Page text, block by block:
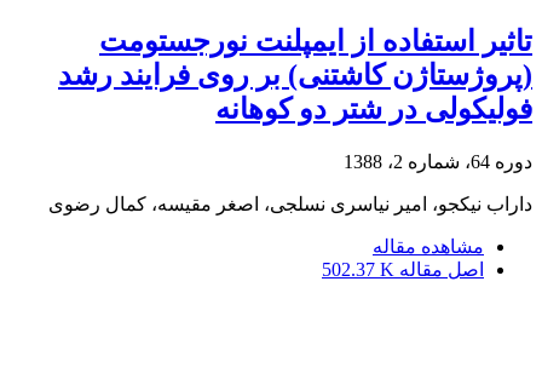
تاثیر استفاده از ایمپلنت نورجستومت
(پروژستاژن کاشتنی) بر روی فرایند رشد
فولیکولی در شتر دو کوهانه
دوره 64، شماره 2، 1388
داراب نیکجو، امیر نیاسری نسلجی، اصغر مقیسه، کمال رضوی
مشاهده مقاله
اصل مقاله 502.37 K